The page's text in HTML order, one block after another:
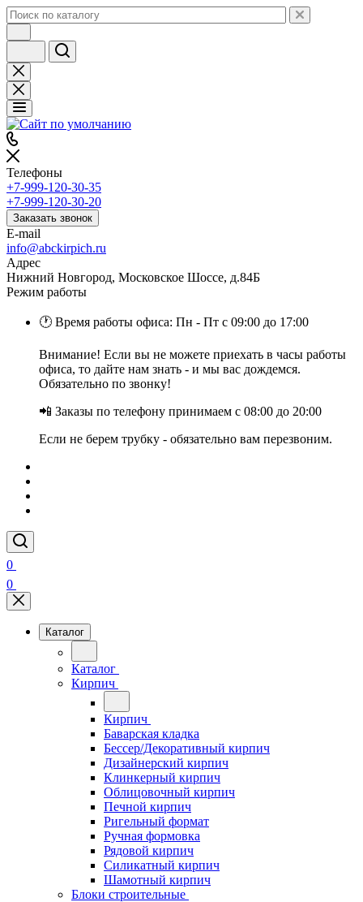
Телефоны
+7-999-120-30-35
+7-999-120-30-20
Заказать звонок
E-mail
info@abckirpich.ru
Адрес
Нижний Новгород, Московское Шоссе, д.84Б
Режим работы
🕐 Время работы офиса: Пн - Пт с 09:00 до 17:00
Внимание! Если вы не можете приехать в часы работы
офиса, то дайте нам знать - и мы вас дождемся.
Обязательно по звонку!
📲 Заказы по телефону принимаем с 08:00 до 20:00
Если не берем трубку - обязательно вам перезвоним.
0
0
Каталог
Каталог
Кирпич
Кирпич
Баварская кладка
Бессер/Декоративный кирпич
Дизайнерский кирпич
Клинкерный кирпич
Облицовочный кирпич
Печной кирпич
Ригельный формат
Ручная формовка
Рядовой кирпич
Силикатный кирпич
Шамотный кирпич
Блоки строительные